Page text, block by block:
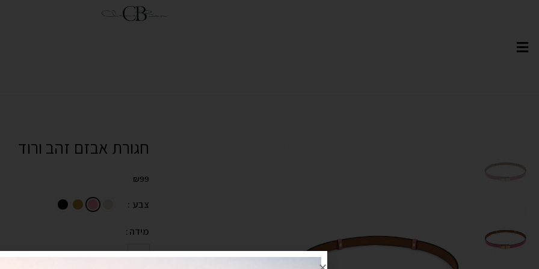
חגורת אבזם זהב ורוד
₪99
צבע
מידה